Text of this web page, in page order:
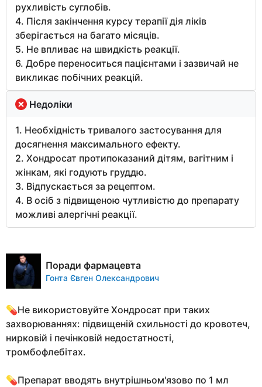
рухливість суглобів.
4. Після закінчення курсу терапії дія ліків
зберігається на багато місяців.
5. Не впливає на швидкість реакції.
6. Добре переноситься пацієнтами і зазвичай не
викликає побічних реакцій.
Недоліки
1. Необхідність тривалого застосування для
досягнення максимального ефекту.
2. Хондросат протипоказаний дітям, вагітним і
жінкам, які годують груддю.
3. Відпускається за рецептом.
4. В осіб з підвищеною чутливістю до препарату
можливі алергічні реакції.
Поради фармацевта
Гонта Євген Олександрович
💊Не використовуйте Хондросат при таких
захворюваннях: підвищеній схильності до кровотеч,
нирковій і печінковій недостатності,
тромбофлебітах.
💊Препарат вводять внутрішньом'язово по 1 мл